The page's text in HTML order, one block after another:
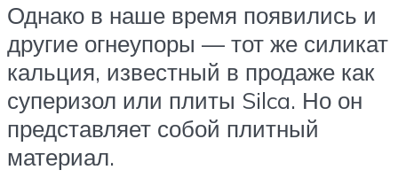
Однако в наше время появились и
другие огнеупоры — тот же силикат
кальция, известный в продаже как
суперизол или плиты Silca. Но он
представляет собой плитный
материал.